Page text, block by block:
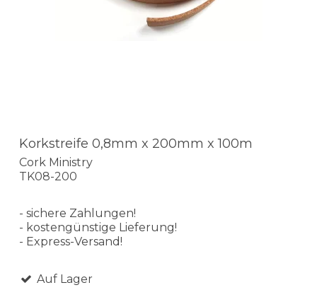
Korkstreife 0,8mm x 200mm x 100m
Cork Ministry
TK08-200
- sichere Zahlungen!
- kostengünstige Lieferung!
- Express-Versand!
Auf Lager